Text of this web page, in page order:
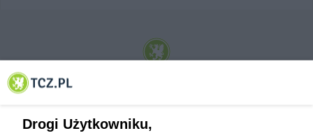
© 2001-2026 Tczew - TCZ.PL Sp. z o.o. Internetowy Serwis Informacyjny Miasta
Drogi Użytkowniku,